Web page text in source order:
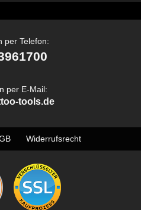
per Telefon:
per E-Mail:
tools.de
Widerrufsrecht